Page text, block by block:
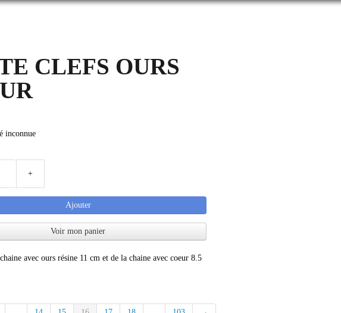
CLEFS OURS
inconnue
+
Ajouter
Voir mon panier
avec ours résine 11 cm et de la chaine avec coeur 8.5